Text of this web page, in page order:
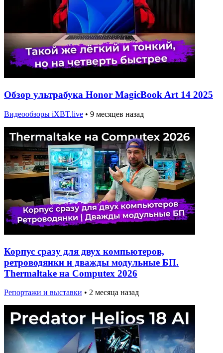
Обзор ультрабука Honor MagicBook Art 14 2025
Видеообзоры iXBT.live • 9 месяцев назад
Корпус сразу для двух компьютеров,
ретроводянки и дважды модульные БП.
Thermaltake на Computex 2026
Репортажи и выставки • 2 месяца назад